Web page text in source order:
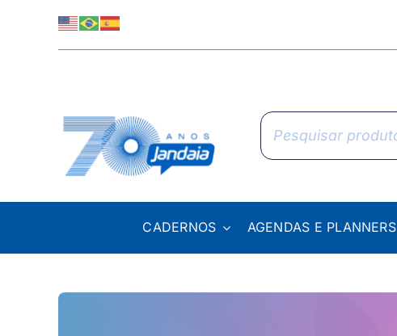
Pesquisar
produtos
CADERNOS AGENDAS E PLANNERS